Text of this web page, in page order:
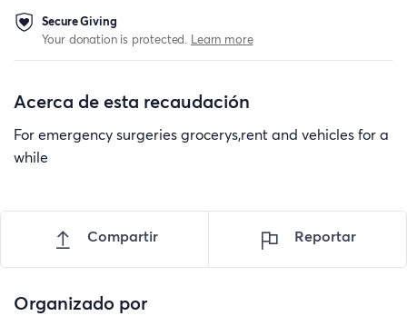
Secure Giving
Your donation is protected. Learn more
Acerca de esta recaudación
For emergency surgeries grocerys,rent and vehicles for a
while
Compartir Reportar
Organizado por